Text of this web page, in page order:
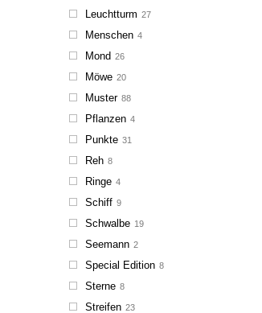
Leuchtturm 27
Menschen 4
Mond 26
Möwe 20
Muster 88
Pflanzen 4
Punkte 31
Reh 8
Ringe 4
Schiff 9
Schwalbe 19
Seemann 2
Special Edition 8
Sterne 8
Streifen 23